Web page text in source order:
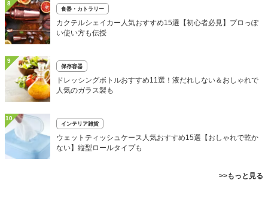
8
食器・カトラリー
カクテルシェイカー人気おすすめ15選【初心者必見】プロっぽ
い使い方も伝授
9
保存容器
ドレッシングボトルおすすめ11選！液だれしない＆おしゃれで
人気のガラス製も
10
インテリア雑貨
ウェットティッシュケース人気おすすめ15選【おしゃれで乾か
ない】縦型ロールタイプも
>>もっと見る